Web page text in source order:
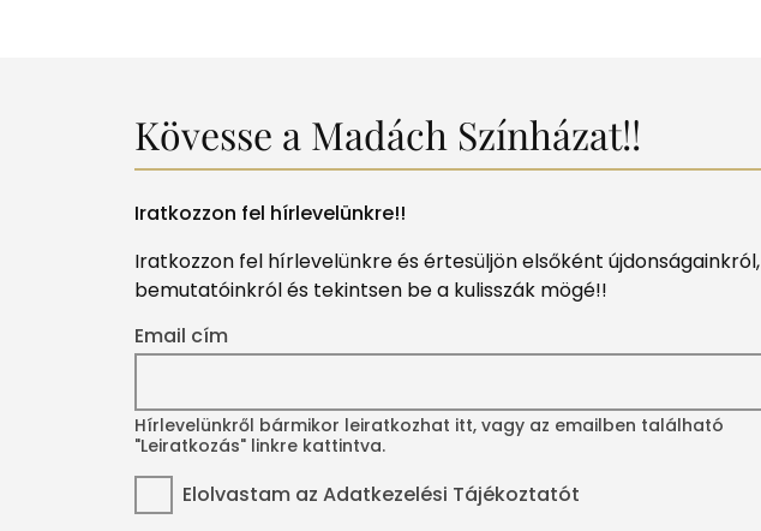
Kövesse a Madách Színházat!!
Iratkozzon fel hírlevelünkre!!
Iratkozzon fel hírlevelünkre és értesüljön elsőként újdonságainkról,
bemutatóinkról és tekintsen be a kulisszák mögé!!
Email cím
Hírlevelünkről bármikor leiratkozhat itt, vagy az emailben található
"Leiratkozás" linkre kattintva.
Elolvastam az Adatkezelési Tájékoztatót